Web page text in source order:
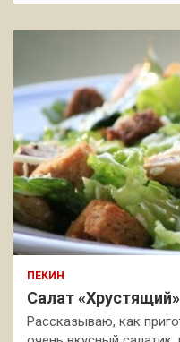
ПЕКИН
Салат «Хрустящий»
Рассказываю, как